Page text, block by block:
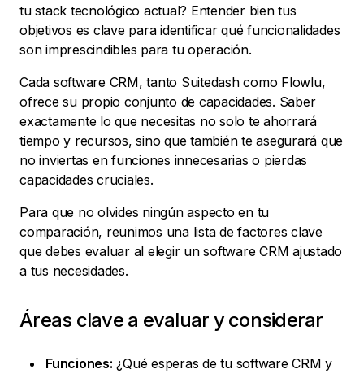
tu stack tecnológico actual? Entender bien tus
objetivos es clave para identificar qué funcionalidades
son imprescindibles para tu operación.
Cada software CRM, tanto Suitedash como Flowlu,
ofrece su propio conjunto de capacidades. Saber
exactamente lo que necesitas no solo te ahorrará
tiempo y recursos, sino que también te asegurará que
no inviertas en funciones innecesarias o pierdas
capacidades cruciales.
Para que no olvides ningún aspecto en tu
comparación, reunimos una lista de factores clave
que debes evaluar al elegir un software CRM ajustado
a tus necesidades.
Áreas clave a evaluar y considerar
Funciones: ¿Qué esperas de tu software CRM y